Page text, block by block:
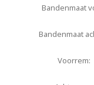
Bandenmaat
Bandenmaat
Voorrem: